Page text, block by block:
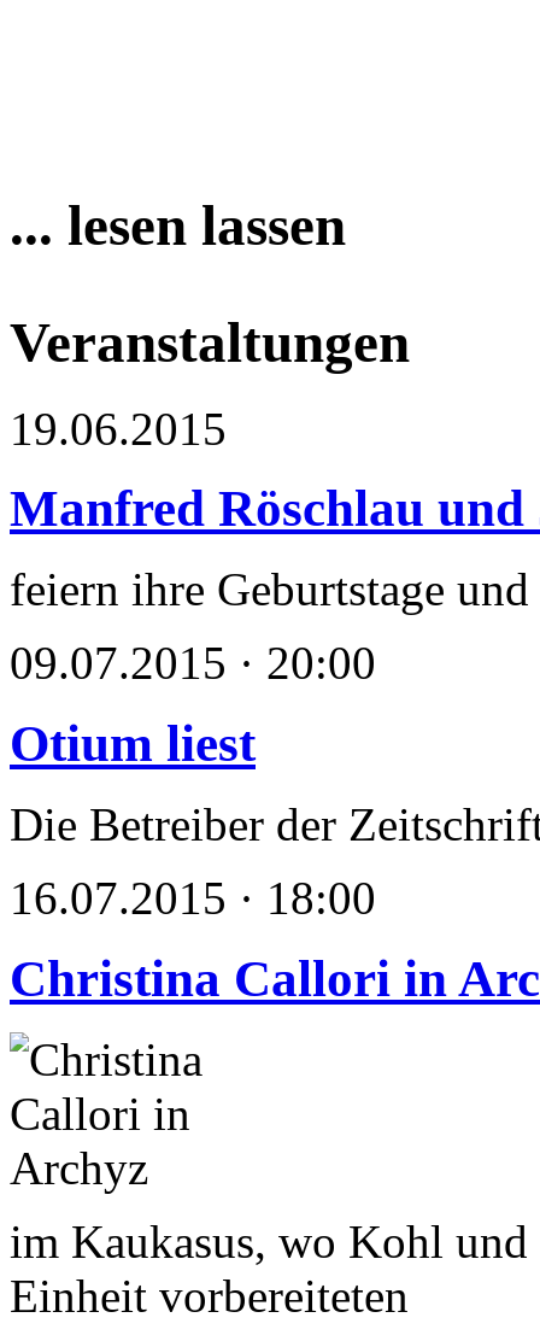
... lesen lassen
Veranstaltungen
19.06.2015
Manfred Röschlau
feiern ihre Geburtstage
09.07.2015 · 20:00
Otium liest
Die Betreiber der
16.07.2015 · 18:00
Christina Callori in
im Kaukasus, wo Kohl
Einheit vorbereiteten